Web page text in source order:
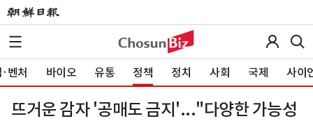
벤처 바이오 유통 정책 정치 사회 국제 사이
뜨거운 감자 '공매도 금지'..."다양한 가능성